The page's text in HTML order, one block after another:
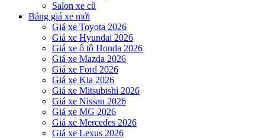
Salon xe cũ
Bảng giá xe mới
Giá xe Toyota 2026
Giá xe Hyundai 2026
Giá xe ô tô Honda 2026
Giá xe Mazda 2026
Giá xe Ford 2026
Giá xe Kia 2026
Giá xe Mitsubishi 2026
Giá xe Nissan 2026
Giá xe MG 2026
Giá xe Mercedes 2026
Giá xe Lexus 2026